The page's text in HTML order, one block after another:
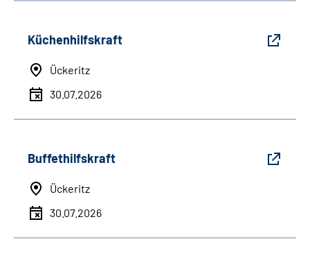
Küchenhilfskraft
Ückeritz
30.07.2026
Buffethilfskraft
Ückeritz
30.07.2026